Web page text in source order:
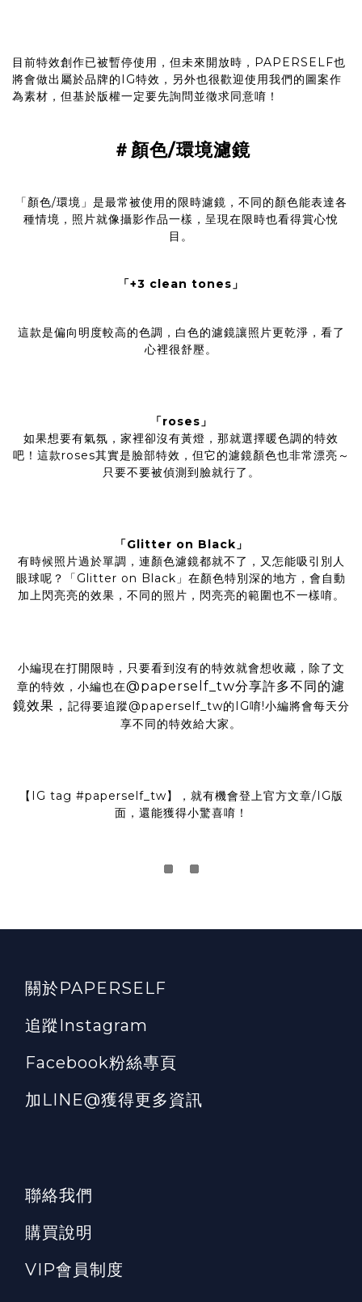
目前特效創作已被暫停使用，但未來開放時，PAPERSELF也
將會做出屬於品牌的IG特效，另外也很歡迎使用我們的圖案作
為素材，但基於版權一定要先詢問並徵求同意唷！
＃顏色/環境濾鏡
「顏色/環境」是最常被使用的限時濾鏡，不同的顏色能表達各
種情境，照片就像攝影作品一樣，呈現在限時也看得賞心悅
目。
「+3 clean tones」
這款是偏向明度較高的色調，白色的濾鏡讓照片更乾淨，看了
心裡很舒壓。
「roses」
如果想要有氣氛，家裡卻沒有黃燈，那就選擇暖色調的特效
吧！這款roses其實是臉部特效，但它的濾鏡顏色也非常漂亮～
只要不要被偵測到臉就行了。
「Glitter on Black」
有時候照片過於單調，連顏色濾鏡都就不了，又怎能吸引別人
眼球呢？「Glitter on Black」在顏色特別深的地方，會自動
加上閃亮亮的效果，不同的照片，閃亮亮的範圍也不一樣唷。
小編現在打開限時，只要看到沒有的特效就會想收藏，除了文
章的特效，小編也在@paperself_tw分享許多不同的濾
鏡效果， 記得要追蹤@paperself_tw的IG唷!小編將會每天分
享不同的特效給大家。
【IG tag #paperself_tw】，就有機會登上官方文章/IG版
面，還能獲得小驚喜唷！
關於PAPERSELF
追蹤Instagram
Facebook粉絲專頁
加LINE@獲得更多資訊
聯絡我們
購買說明
VIP會員制度